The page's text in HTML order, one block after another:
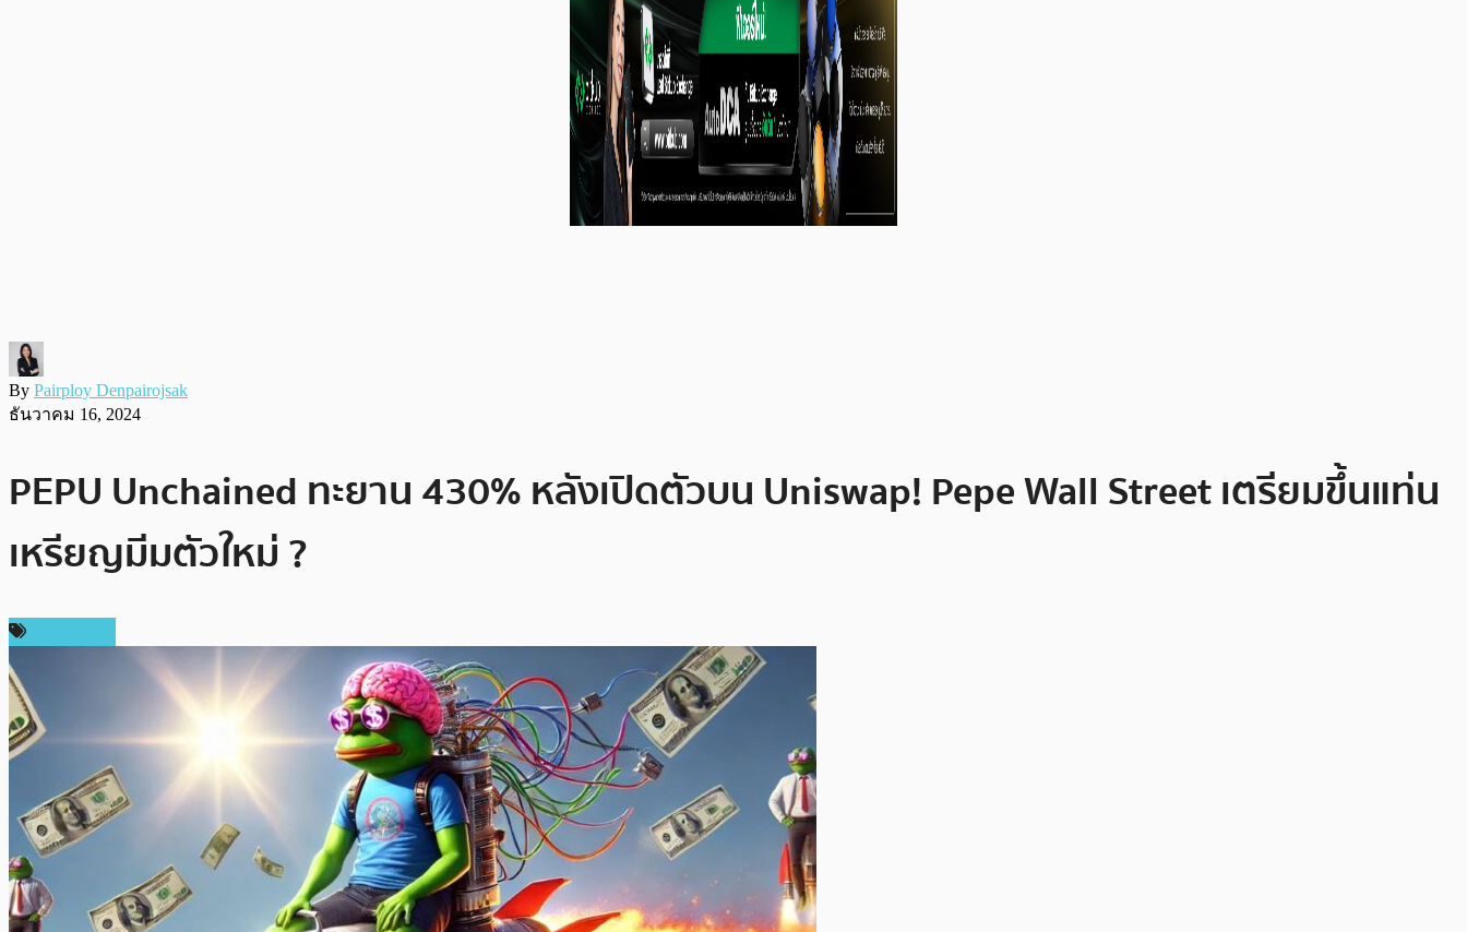
By Pairploy Denpairojsak
ธันวาคม 16, 2024
PEPU Unchained ทะยาน 430% หลังเปิดตัวบน Uniswap! Pepe Wall Street เตรียมขึ้นแท่น
เหรียญมีมตัวใหม่ ?